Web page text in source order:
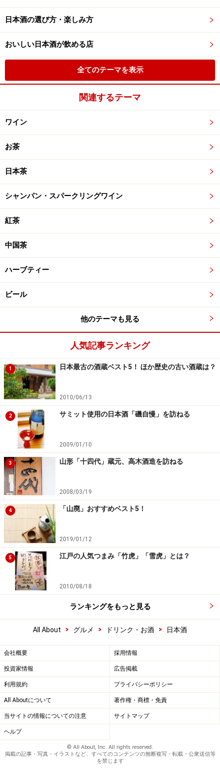
日本酒の選び方・楽しみ方
おいしい日本酒が飲める店
全てのテーマを表示
関連するテーマ
ワイン
お茶
日本茶
シャンパン・スパークリングワイン
紅茶
中国茶
ハーブティー
ビール
他のテーマも見る
人気記事ランキング
1 日本最古の酒蔵ベスト5！ ほか歴史の古い酒蔵は？
2010/06/13
2 サミット使用の日本酒「磯自慢」を訪ねる
2009/01/10
3 山形「十四代」蔵元、高木酒造を訪ねる
2008/03/19
4 「山廃」おすすめベスト5！
2019/01/12
5 江戸の人気つまみ「竹虎」「雪虎」とは？
2010/08/18
ランキングをもっと見る
All About > グルメ > ドリンク・お酒 > 日本酒
会社概要 採用情報
投資家情報 広告掲載
利用規約 プライバシーポリシー
All Aboutについて 著作権・商標・免責
当サイトの情報についての注意 サイトマップ
ヘルプ
© All About, Inc. All rights reserved.
掲載の記事・写真・イラストなど、すべてのコンテンツの無断複写・転載・公衆送信等
を禁じます